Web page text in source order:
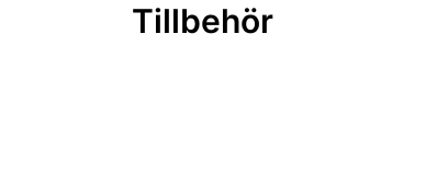
Tillbehör